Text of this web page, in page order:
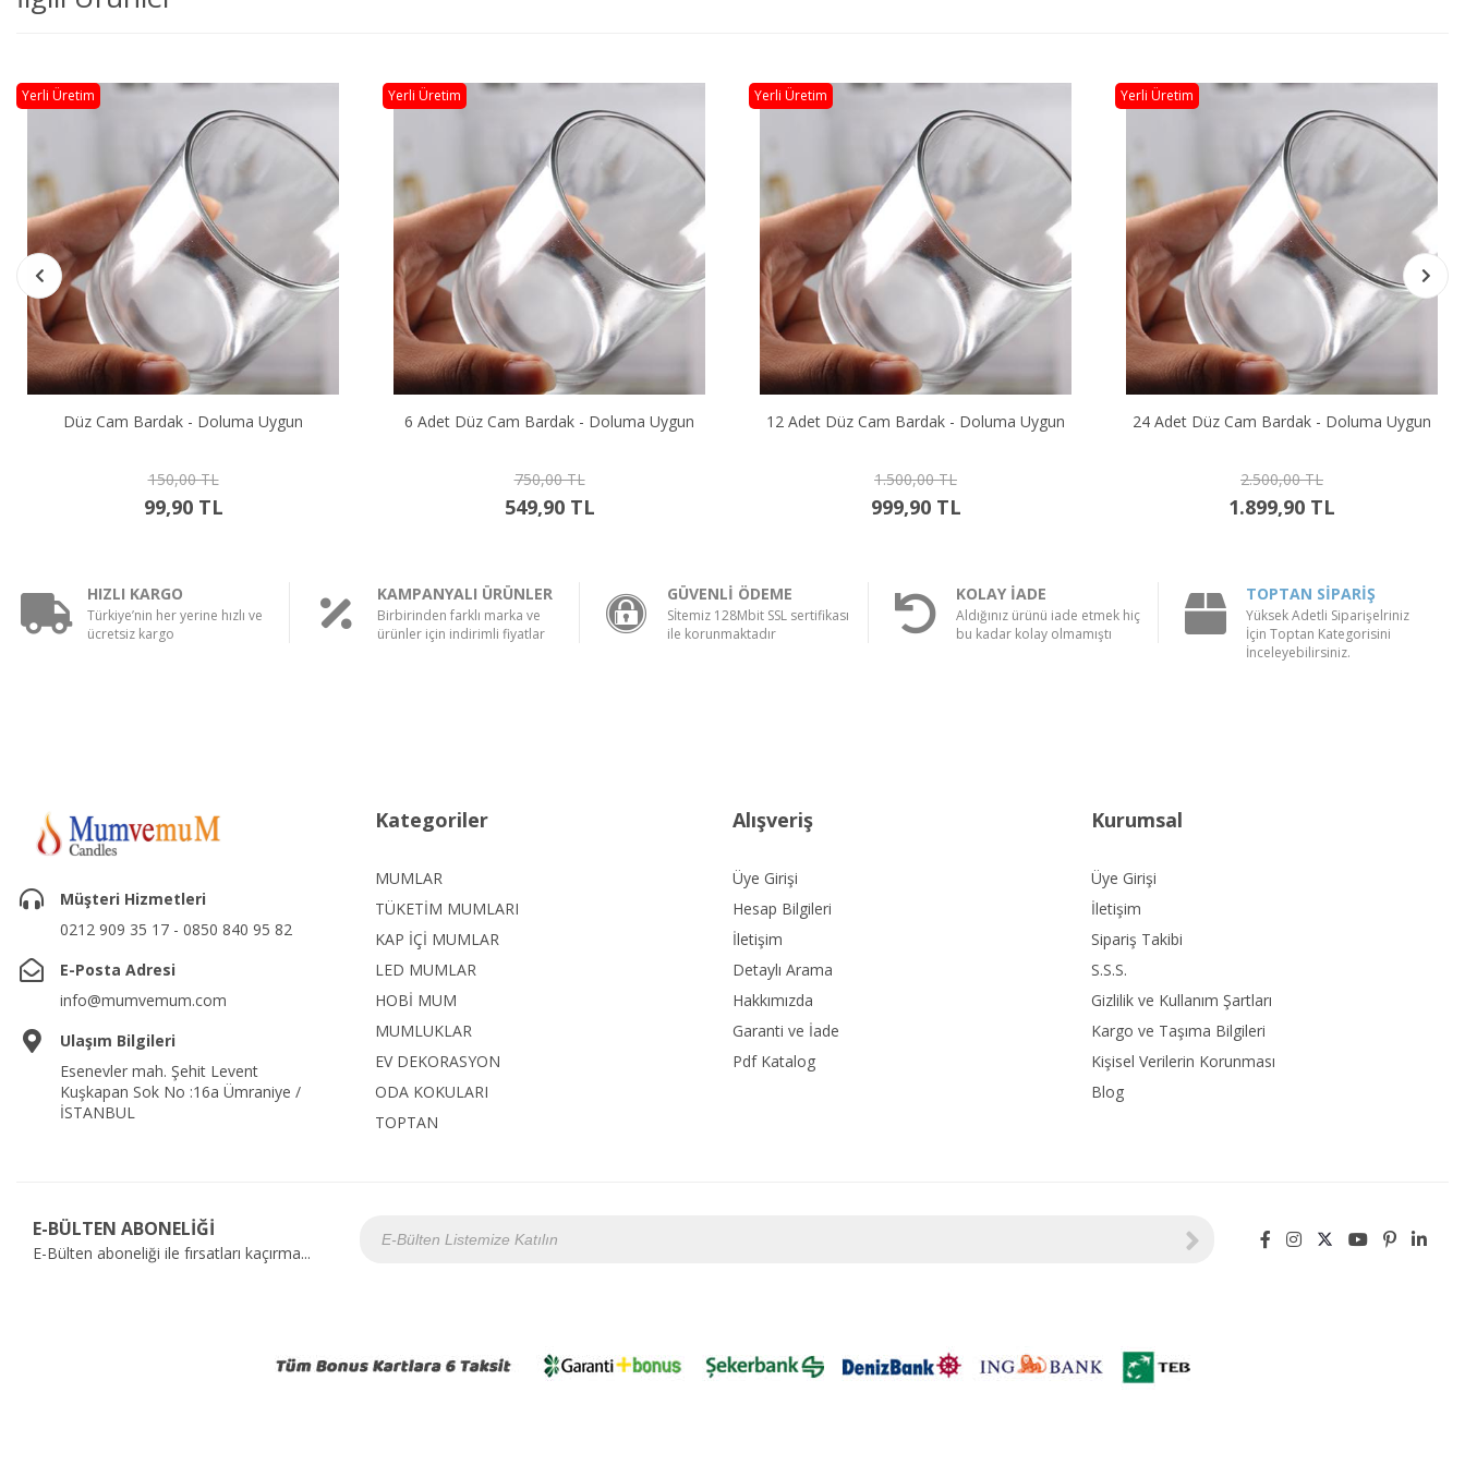
6 Adet Düz Cam Bardak - Doluma Uygun
750,00 TL
549,90 TL
Yerli Üretim
12 Adet Düz Cam Bardak - Doluma Uygun
1.500,00 TL
999,90 TL
Yerli Üretim
24 Adet Düz Cam Bardak - Doluma Uygun
2.500,00 TL
1.899,90 TL
Yerli Üretim
Buzlu Düz Cam Bardak - Doluma Uygun
200,00 TL
119,90 TL
Yerli Üretim
HIZLI KARGO
Türkiye’nin her yerine hızlı ve
ücretsiz kargo
KAMPANYALI ÜRÜNLER
Birbirinden farklı marka ve
ürünler için indirimli fiyatlar
GÜVENLİ ÖDEME
Sİtemiz 128Mbit SSL sertifikası
ile korunmaktadır
KOLAY İADE
Aldığınız ürünü iade etmek hiç
bu kadar kolay olmamıştı
TOPTAN SİPARİŞ
Yüksek Adetli Siparişelriniz
İçin Toptan Kategorisini
İnceleyebilirsiniz.
Müşteri Hizmetleri
0212 909 35 17 - 0850 840 95 82
E-Posta Adresi
info@mumvemum.com
Ulaşım Bilgileri
Esenevler mah. Şehit Levent
Kuşkapan Sok No :16a Ümraniye /
İSTANBUL
Kategoriler
MUMLAR
TÜKETİM MUMLARI
KAP İÇİ MUMLAR
LED MUMLAR
HOBİ MUM
MUMLUKLAR
EV DEKORASYON
ODA KOKULARI
TOPTAN
Alışveriş
Üye Girişi
Hesap Bilgileri
İletişim
Detaylı Arama
Hakkımızda
Garanti ve İade
Pdf Katalog
Kurumsal
Üye Girişi
İletişim
Sipariş Takibi
S.S.S.
Gizlilik ve Kullanım Şartları
Kargo ve Taşıma Bilgileri
Kişisel Verilerin Korunması
Blog
E-BÜLTEN ABONELİĞİ
E-Bülten aboneliği ile fırsatları kaçırma...